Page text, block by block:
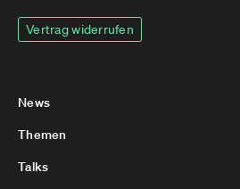
Vertrag widerrufen
News
Themen
Talks